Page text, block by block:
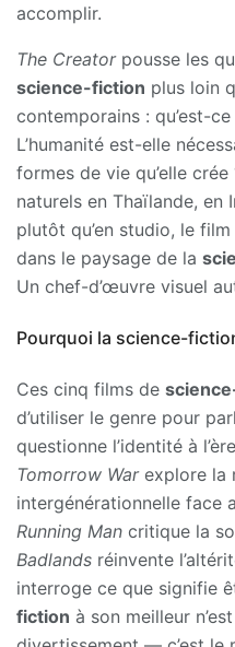
accomplir.
The Creatorpousse les
science-fiction plus loin
contemporains : qu’est-
L’humanité est-elle
formes de vie qu’elle
naturels en Thaïlande, en
plutôt qu’en studio, le
dans le paysage de la
Un chef-d’œuvre visuel
Pourquoi la science-
Ces cinq films de
d’utiliser le genre pour
questionne l’identité à
Tomorrow Warexplore la
intergénérationnelle face
Running Man critique la
Badlands réinvente
interroge ce que signifie
fiction à son meilleur